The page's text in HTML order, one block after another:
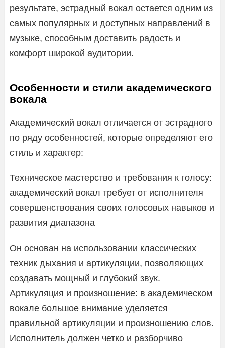
результате, эстрадный вокал остается одним из
самых популярных и доступных направлений в
музыке, способным доставить радость и
комфорт широкой аудитории.
Особенности и стили академического
вокала
Академический вокал отличается от эстрадного
по ряду особенностей, которые определяют его
стиль и характер:
Техническое мастерство и требования к голосу:
академический вокал требует от исполнителя
совершенствования своих голосовых навыков и
развития диапазона
Он основан на использовании классических
техник дыхания и артикуляции, позволяющих
создавать мощный и глубокий звук.
Артикуляция и произношение: в академическом
вокале большое внимание уделяется
правильной артикуляции и произношению слов.
Исполнитель должен четко и разборчиво